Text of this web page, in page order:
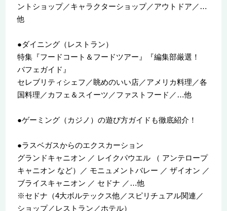
ントショップ／キャラクターショップ／アウトドア／…
他
●ダイニング（レストラン）
特集『フードコート＆フードツアー』『編集部厳選！
バフェガイド』
セレブリティシェフ／眺めのいい店／アメリカ料理／各
国料理／カフェ＆スイーツ／ファストフード／…他
●ゲーミング（カジノ）の遊び方ガイドも徹底紹介！
●ラスベガスからのエクスカーション
グランドキャニオン ／ レイクパウエル （ アンテロープ
キャニオン など）／ モニュメントバレー ／ ザイオン ／
ブライスキャニオン ／ セドナ ／…他
※セドナ（4大ボルテックス他／スピリチュアル関連／
ショップ／レストラン／ホテル）